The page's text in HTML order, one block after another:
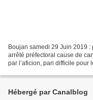
Boujan samedi 29 Juin 2019
arrêté préfectoral cause de
par l’aficion, pari difficile pour
Hébergé par Canalblog